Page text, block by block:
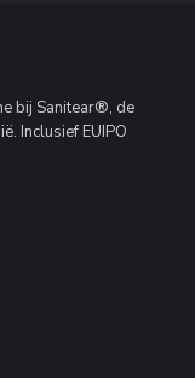
bij Sanitear®, de
Inclusief EUIPO